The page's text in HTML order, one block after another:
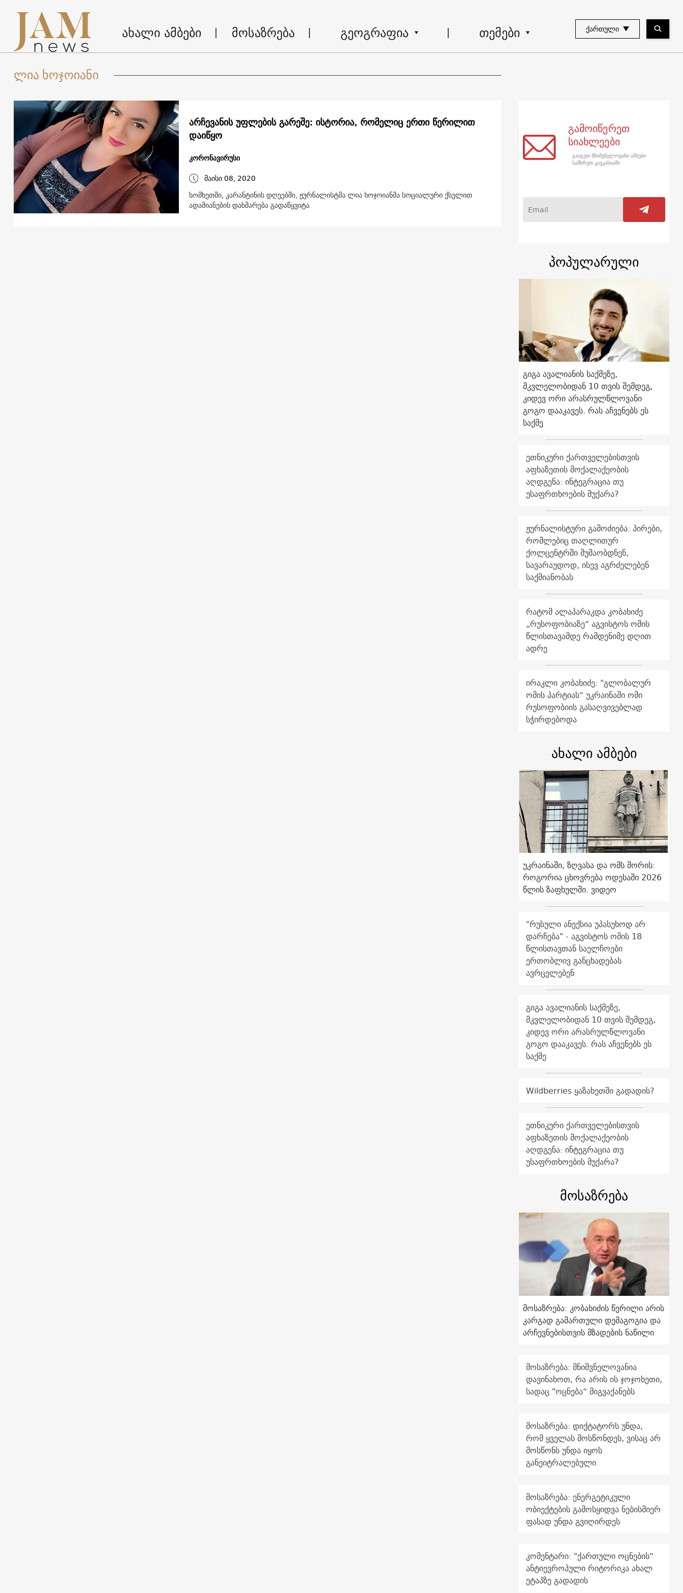
ახალი ამბები მოსაზრება გეოგრაფია თემები ᲥᲐᲠᲗᲣᲚᲘ
ლია ხოჯოიანი
არჩევანის უფლების გარეშე: ისტორია, რომელიც ერთი წერილით
დაიწყო
კორონავირუსი
მაისი 08, 2020
სომხეთში, კარანტინის დღეებში, ჟურნალისტმა ლია ხოჯოიანმა სოციალური ქსელით
ადამიანების დახმარება გადაწყვიტა
გამოიწერეთ
სიახლეები
გაიგეთ მნიშვნელოვანი ამბები
სამხრეთ კავკასიაში
პოპულარული
გიგა ავალიანის საქმეზე,
მკვლელობიდან 10 თვის შემდეგ,
კიდევ ორი არასრულწლოვანი
გოგო დააკავეს. რას აჩვენებს ეს
საქმე
ეთნიკური ქართველებისთვის
აფხაზეთის მოქალაქეობის
აღდგენა: ინტეგრაცია თუ
უსაფრთხოების მუქარა?
ჟურნალისტური გამოძიება: პირები,
რომლებიც თაღლითურ
ქოლცენტრში მუშაობდნენ,
სავარაუდოდ, ისევ აგრძელებენ
საქმიანობას
რატომ ალაპარაკდა კობახიძე
„რუსოფობიაზე“ აგვისტოს ომის
წლისთავამდე რამდენიმე დღით
ადრე
ირაკლი კობახიძე: "გლობალურ
ომის პარტიას“ უკრაინაში ომი
რუსოფობიის გასაღვივებლად
სჭირდებოდა
ახალი ამბები
უკრაინაში, ზღვასა და ომს შორის:
როგორია ცხოვრება ოდესაში 2026
წლის ზაფხულში. ვიდეო
"რუსული ანექსია უპასუხოდ არ
დარჩება" - აგვისტოს ომის 18
წლისთავთან საელჩოები
ერთობლივ განცხადებას
ავრცელებენ
გიგა ავალიანის საქმეზე,
მკვლელობიდან 10 თვის შემდეგ,
კიდევ ორი არასრულწლოვანი
გოგო დააკავეს. რას აჩვენებს ეს
საქმე
Wildberries ყაზახეთში გადადის?
ეთნიკური ქართველებისთვის
აფხაზეთის მოქალაქეობის
აღდგენა: ინტეგრაცია თუ
უსაფრთხოების მუქარა?
მოსაზრება
მოსაზრება: კობახიძის წერილი არის
კარგად გამართული დემაგოგია და
არჩევნებისთვის მზადების ნაწილი
მოსაზრება: მნიშვნელოვანია
დავინახოთ, რა არის ის ჯოჯოხეთი,
სადაც "ოცნება“ მიგვაქანებს
მოსაზრება: დიქტატორს უნდა,
რომ ყველას მოსწონდეს, ვისაც არ
მოსწონს უნდა იყოს
განეიტრალებული
მოსაზრება: ენერგეტიკული
ობიექტების გამოსყიდვა ნებისმიერ
ფასად უნდა გვიღირდეს
კომენტარი: "ქართული ოცნების“
ანტიევროპული რიტორიკა ახალ
ეტაპზე გადადის